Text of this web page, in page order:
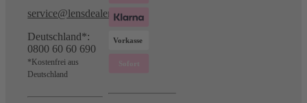
service@lensdealer.com
Deutschland*:
0800 60 60 690
*Kostenfrei aus
Deutschland